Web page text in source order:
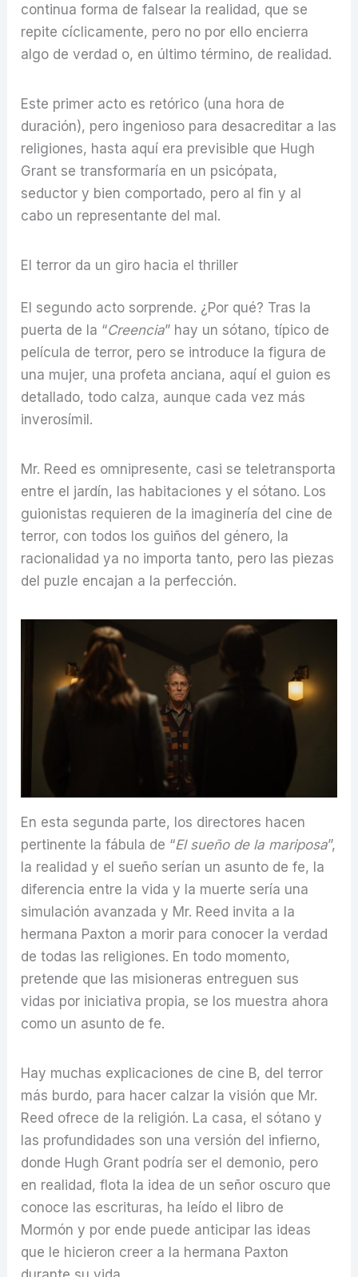
continua forma de falsear la realidad, que se
repite cíclicamente, pero no por ello encierra
algo de verdad o, en último término, de realidad.
Este primer acto es retórico (una hora de
duración), pero ingenioso para desacreditar a las
religiones, hasta aquí era previsible que Hugh
Grant se transformaría en un psicópata,
seductor y bien comportado, pero al fin y al
cabo un representante del mal.
El terror da un giro hacia el thriller
El segundo acto sorprende. ¿Por qué? Tras la
puerta de la “Creencia” hay un sótano, típico de
película de terror, pero se introduce la figura de
una mujer, una profeta anciana, aquí el guion es
detallado, todo calza, aunque cada vez más
inverosímil.
Mr. Reed es omnipresente, casi se teletransporta
entre el jardín, las habitaciones y el sótano. Los
guionistas requieren de la imaginería del cine de
terror, con todos los guiños del género, la
racionalidad ya no importa tanto, pero las piezas
del puzle encajan a la perfección.
En esta segunda parte, los directores hacen
pertinente la fábula de “El sueño de la mariposa”,
la realidad y el sueño serían un asunto de fe, la
diferencia entre la vida y la muerte sería una
simulación avanzada y Mr. Reed invita a la
hermana Paxton a morir para conocer la verdad
de todas las religiones. En todo momento,
pretende que las misioneras entreguen sus
vidas por iniciativa propia, se los muestra ahora
como un asunto de fe.
Hay muchas explicaciones de cine B, del terror
más burdo, para hacer calzar la visión que Mr.
Reed ofrece de la religión. La casa, el sótano y
las profundidades son una versión del infierno,
donde Hugh Grant podría ser el demonio, pero
en realidad, flota la idea de un señor oscuro que
conoce las escrituras, ha leído el libro de
Mormón y por ende puede anticipar las ideas
que le hicieron creer a la hermana Paxton